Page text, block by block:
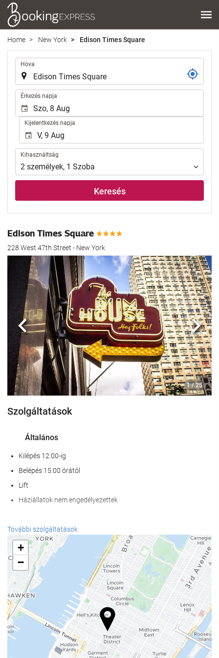
Home New York Edison Times Square
Hova
Érkezés napja
Kijelentkezés napja
Kihasználtság
Kihasználtság
2 személyek, 1 Szoba
Keresés
Edison Times Square
228 West 47th Street - New York
1 / 25
Előző
Szolgáltatások
Általános
Kilépés 12:00-ig
Belépés 15:00 órától
Lift
Háziállatok nem engedélyezettek
Recepció szolgáltatások
24 órás recepció
poggyászmegőrzés
Étel és ital
À la carte étterem
Bár
Üzleti létesítmények
További szolgáltatások
+
−